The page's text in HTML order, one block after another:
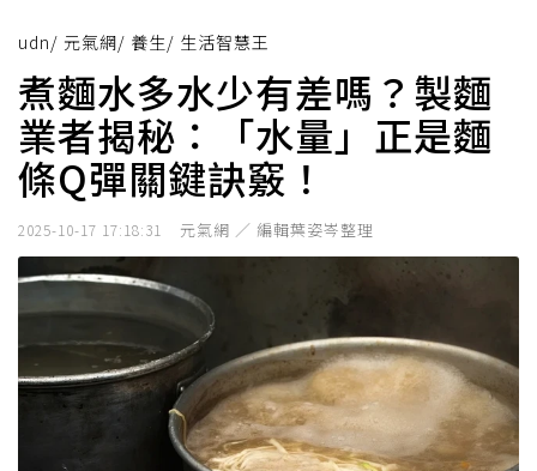
udn/ 元氣網/ 養生/ 生活智慧王
煮麵水多水少有差嗎？製麵
業者揭秘：「水量」正是麵
條Q彈關鍵訣竅！
2025-10-17 17:18:31 元氣網 ／ 編輯葉姿岑整理